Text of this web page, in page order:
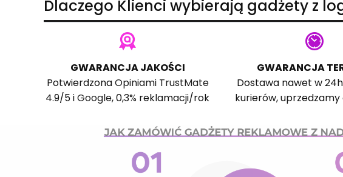
Dlaczego Klienci wybierają gadżety z
GWARANCJA JAKOŚCI
PotwierdzonaOpiniami TrustMate
4.9/5 iGoogle, 0,3% reklamacji/rok
GWARANCJA
Dostawa nawet w
kurierów,